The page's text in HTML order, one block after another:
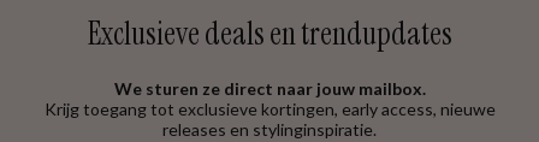
Exclusieve deals en trendupdates
We sturen ze direct naar jouw mailbox.
Krijg toegang tot exclusieve kortingen, early access, nieuwe
releases en stylinginspiratie.